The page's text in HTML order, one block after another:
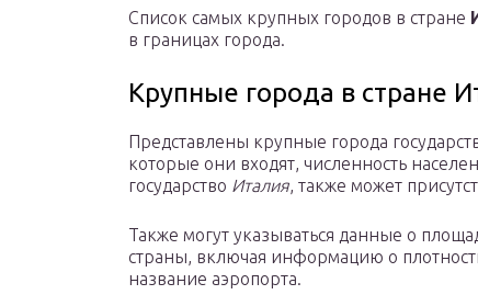
Список самых крупных городов в стране
в границах города.
Крупные города в стране
Представлены крупные города
которые они входят, численность
государство Италия, также может
Также могут указываться данные о
страны, включая информацию о
название аэропорта.